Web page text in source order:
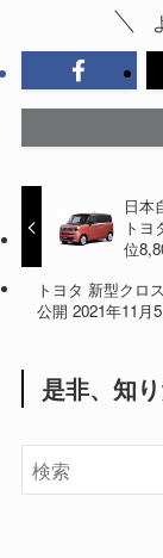
日本
ト
位
トヨタ 新型クロ
公開 2021年11月
是非、知